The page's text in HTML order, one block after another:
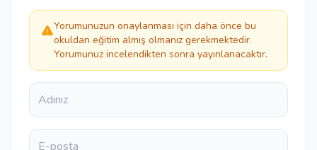
Yorumunuzun onaylanması için daha önce bu
okuldan eğitim almış olmanız gerekmektedir.
Yorumunuz incelendikten sonra yayınlanacaktır.